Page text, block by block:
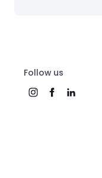
Follow us